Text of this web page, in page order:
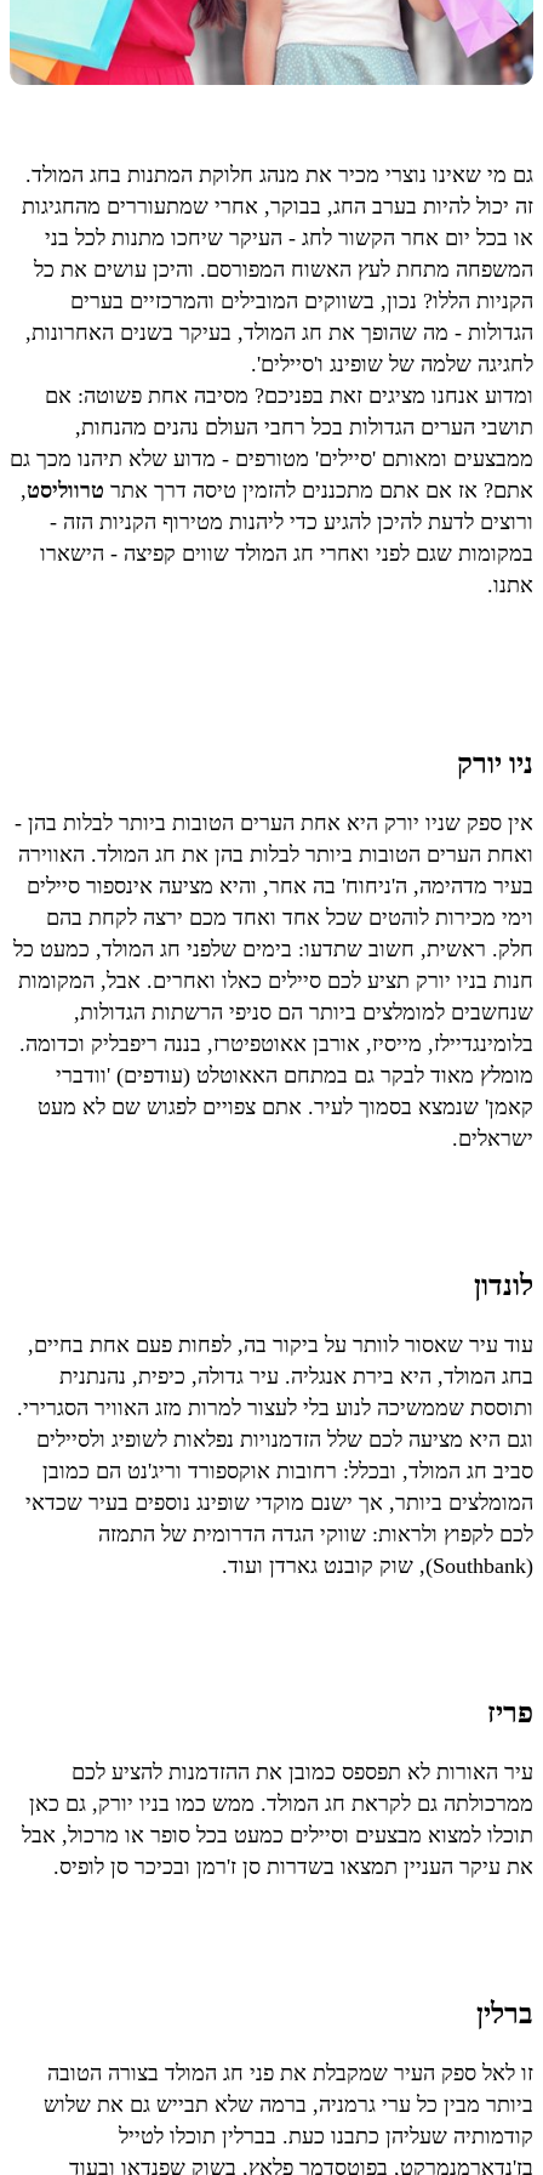
גם מי שאינו נוצרי מכיר את מנהג חלוקת המתנות בחג המולד.
זה יכול להיות בערב החג, בבוקר, אחרי שמתעוררים מהחגיגות
או בכל יום אחר הקשור לחג - העיקר שיחכו מתנות לכל בני
המשפחה מתחת לעץ האשוח המפורסם. והיכן עושים את כל
הקניות הללו? נכון, בשווקים המובילים והמרכזיים בערים
הגדולות - מה שהופך את חג המולד, בעיקר בשנים האחרונות,
לחגיגה שלמה של שופינג ו'סיילים'.
ומדוע אנחנו מציגים זאת בפניכם? מסיבה אחת פשוטה: אם
תושבי הערים הגדולות בכל רחבי העולם נהנים מהנחות,
ממבצעים ומאותם 'סיילים' מטורפים - מדוע שלא תיהנו מכך גם
אתם? אז אם אתם מתכננים להזמין טיסה דרך אתר טרווליסט,
ורוצים לדעת להיכן להגיע כדי ליהנות מטירוף הקניות הזה -
במקומות שגם לפני ואחרי חג המולד שווים קפיצה - הישארו
אתנו.
ניו יורק
אין ספק שניו יורק היא אחת הערים הטובות ביותר לבלות בהן -
ואחת הערים הטובות ביותר לבלות בהן את חג המולד. האווירה
בעיר מדהימה, ה'ניחוח' בה אחר, והיא מציעה אינספור סיילים
וימי מכירות לוהטים שכל אחד ואחד מכם ירצה לקחת בהם
חלק. ראשית, חשוב שתדעו: בימים שלפני חג המולד, כמעט כל
חנות בניו יורק תציע לכם סיילים כאלו ואחרים. אבל, המקומות
שנחשבים למומלצים ביותר הם סניפי הרשתות הגדולות,
בלומינגדיילז, מייסיז, אורבן אאוטפיטרז, בננה ריפבליק וכדומה.
מומלץ מאוד לבקר גם במתחם האאוטלט (עודפים) 'וודברי
קאמן' שנמצא בסמוך לעיר. אתם צפויים לפגוש שם לא מעט
ישראלים.
לונדון
עוד עיר שאסור לוותר על ביקור בה, לפחות פעם אחת בחיים,
בחג המולד, היא בירת אנגליה. עיר גדולה, כיפית, נהנתנית
ותוססת שממשיכה לנוע בלי לעצור למרות מזג האוויר הסגרירי.
וגם היא מציעה לכם שלל הזדמנויות נפלאות לשופיג ולסיילים
סביב חג המולד, ובכלל: רחובות אוקספורד וריג'נט הם כמובן
המומלצים ביותר, אך ישנם מוקדי שופינג נוספים בעיר שכדאי
לכם לקפוץ ולראות: שווקי הגדה הדרומית של התמזה
(Southbank), שוק קובנט גארדן ועוד.
פריז
עיר האורות לא תפספס כמובן את ההזדמנות להציע לכם
ממרכולתה גם לקראת חג המולד. ממש כמו בניו יורק, גם כאן
תוכלו למצוא מבצעים וסיילים כמעט בכל סופר או מרכול, אבל
את עיקר העניין תמצאו בשדרות סן ז'רמן ובכיכר סן לופיס.
ברלין
זו לאל ספק העיר שמקבלת את פני חג המולד בצורה הטובה
ביותר מבין כל ערי גרמניה, ברמה שלא תבייש גם את שלוש
קודמותיה שעליהן כתבנו כעת. בברלין תוכלו לטייל
בז'נדארמנמרקט, בפוטסדמר פלאץ, בשוק שפנדאו ובעוד